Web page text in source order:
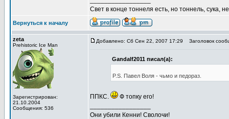
Свет в конце тоннеля есть, но тоннель, сука,
Вернуться к началу
zeta
Prehistoric Ice Man
Зарегистрирован:
21.10.2004
Сообщения: 536
Добавлено: Сб Сен 22, 2007 17:29 Заголовок
Gandalf2011 писал(а):
P.S. Павел Воля - чьмо и педораз.
ППКС.
Ф топку его!
Они убили Кенни! Сволочи!